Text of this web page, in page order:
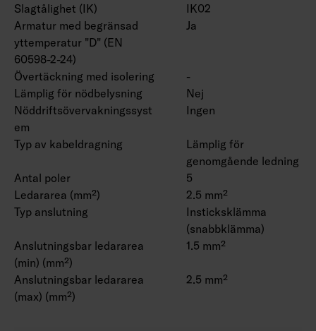
Slagtålighet (IK)
IK02
Armatur med begränsad
yttemperatur "D" (EN
60598-2-24)
Ja
Övertäckning med isolering
-
Lämplig för nödbelysning
Nej
Nöddriftsövervakningssyst
em
Ingen
Typ av kabeldragning
Lämplig för
genomgående ledning
Antal poler
5
Ledararea (mm²)
2.5 mm²
Typ anslutning
Insticksklämma
(snabbklämma)
Anslutningsbar ledararea
(min) (mm²)
1.5 mm²
Anslutningsbar ledararea
(max) (mm²)
2.5 mm²